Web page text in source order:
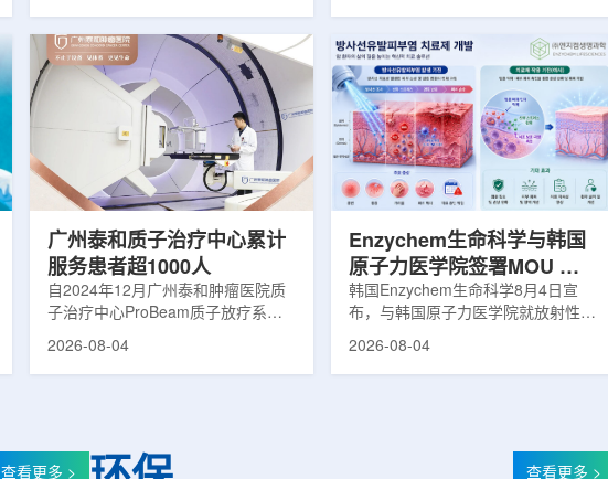
(以下简称：中国同辐)在推动核医疗
科技自立自强与普惠民生方面发挥着
压舱石的作用。在大会间隙，中国同
辐党委委员、总工程师、中核集团首
席科学家刘蕴韬接受记者专访时表
示，中国同辐将加快在建医药中心投
产运行，加快智慧核医学系统布局，
持续缩小城乡核医疗资源差距。同
察中心已安装的磁共振成像设备时，
他向俄罗斯卫生部长米哈伊尔·穆拉
什科询问国产设备研发情况。穆拉什
科表示，相关研发工作正由俄罗斯国
家原子能公司推进，并称该设备预计
将在明年完成。米舒斯京随后表示，
希望俄罗斯明年能够拥有本国研制的
核磁共振成像仪。该设备若按计划
广州泰和质子治疗中心累计
服务患者超1000人
自2024年12月广州泰和肿瘤医院质
子治疗中心ProBeam质子放疗系统
正式投入临床应用以来，该中心在
19个月。相关对比包括：美国埃默
2026-08-04
Enzychem生命科学与韩国
原子力医学院签署MOU 合
作开发放射性皮炎治疗剂
韩国Enzychem生命科学8月4日宣
布，与韩国原子力医学院就放射性皮
炎(Radiation-Induced Dermatitis)治
中最常见的治疗相关副作用之一，表
2026-08-04
查看更多 > 查看更多 >